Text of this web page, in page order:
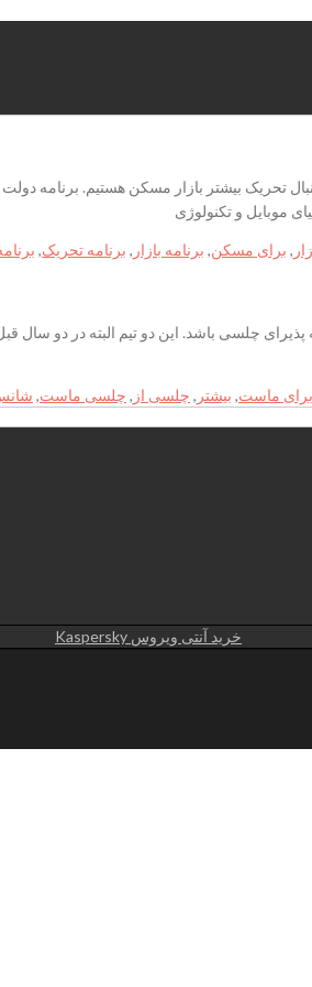
تحریک بیشتر بازار مسکن هستیم. برنامه
موبایل و تکنولوژی
, برای مسکن, برنامه بازار , برنامه تحریک,
چلسی باشد. این دو تیم البته در دو سال
برای ماست, بیشتر , چلسی از , چلسی ماست,
خرید آنتی ویروس Kaspersky